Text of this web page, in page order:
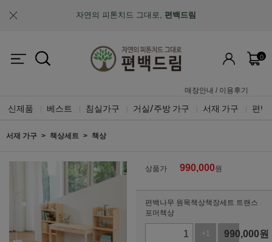
자연의 피톤치드 그대로, 편백드림
맞춤제작과 A/S가 가능한"맞춤 설계 가구"
0
매장안내 / 이용후기
신제품 베스트 침실가구 거실/주방 가구 서재 가구 편백
서재 가구 책상세트 책상
상품가 990,000원
편백나무 원목책상책장세트 트랜스
포머책상
+1 -1
990,000원